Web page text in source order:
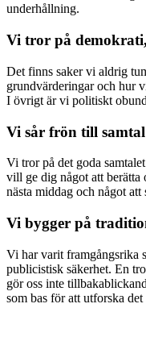
underhållning.
Vi tror på
Det finns saker vi aldrig
grundvärderingar och hur
I övrigt är vi politiskt
Vi sår frön till
Vi tror på det goda
vill ge dig något att berätta
nästa middag och något
Vi bygger på
Vi har varit framgångsrika
publicistisk säkerhet. En
gör oss inte
som bas för att utforska det